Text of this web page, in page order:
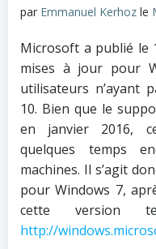
par Emmanuel Kerhoz le
Microsoft a publié le
mises à jour pour
utilisateurs n’ayant
10. Bien que le
en janvier 2016,
quelques temps
machines. Il s’agit
pour Windows 7,
cette version
http://